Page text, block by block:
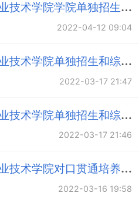
师资交流、课程建设等多
教育合作。
实施以提高学生综合素
旨，以强化专业技能、突
获得广泛好评，学院办学
可。录取分数线、毕业生
院在省内同类高校中率先
2022年青岛酒店管理职业技术学院学院单独招生、综合评价招生章程
2022-04-12 09:04
2022年青岛酒店管理职业技术学院单独招生和综合评价招生考试成绩申请复核程序
2022-03-17 21:47
2022年青岛酒店管理职业技术学院单独招生和综合评价招生考试成绩查询说明
2022-03-17 21:46
2022年青岛酒店管理职业技术学院对口贯通培养转段测试及录取工作实施方案
2022-03-16 19:58